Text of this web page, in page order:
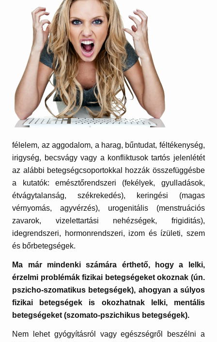
félelem, az aggodalom, a harag, bűntudat, féltékenység,
irigység, becsvágy vagy a konfliktusok tartós jelenlétét
az alábbi betegségcsoportokkal hozzák összefüggésbe
a kutatók: emésztőrendszeri (fekélyek, gyulladások,
étvágytalanság, székrekedés), keringési (magas
vérnyomás, agyvérzés), urogenitális (menstruációs
zavarok, vizelettartási nehézségek, frigiditás),
idegrendszeri, hormonrendszeri, izom és ízületi, szem
és bőrbetegségek.
Ma már mindenki számára érthető, hogy a lelki,
érzelmi problémák fizikai betegségeket okoznak (ún.
pszicho-szomatikus betegségek), ahogyan a súlyos
fizikai betegségek is okozhatnak lelki, mentális
betegségeket (szomato-pszichikus betegségek).
Nem lehet gyógyításról vagy egészségről beszélni a